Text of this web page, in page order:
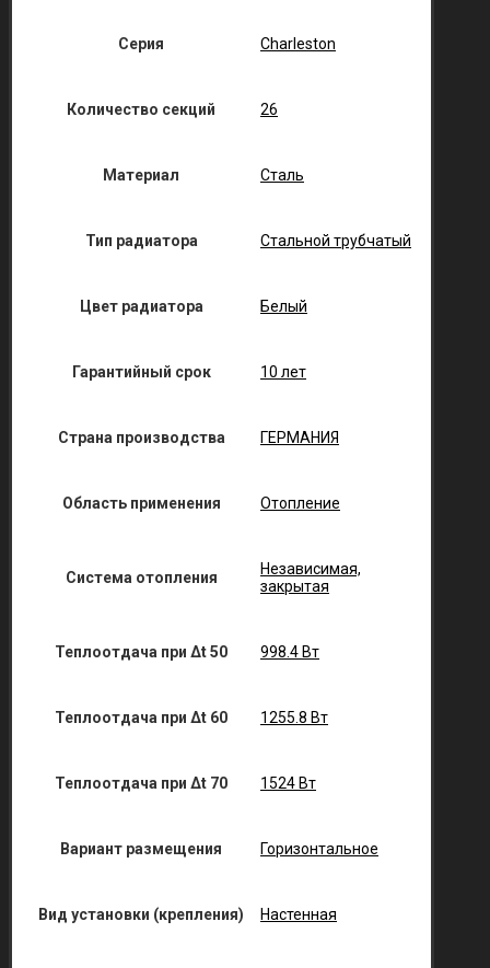
Серия Charleston
Количество секций 26
Материал Сталь
Тип радиатора Стальной трубчатый
Цвет радиатора Белый
Гарантийный срок 10 лет
Страна производства ГЕРМАНИЯ
Область применения Отопление
Система отопления
Независимая,
закрытая
Теплоотдача при Δt 50 998.4 Вт
Теплоотдача при Δt 60 1255.8 Вт
Теплоотдача при Δt 70 1524 Вт
Вариант размещения Горизонтальное
Вид установки (крепления) Настенная